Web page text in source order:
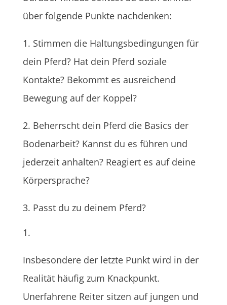
über folgende Punkte nachdenken:
1. Stimmen die Haltungsbedingungen für
dein Pferd? Hat dein Pferd soziale
Kontakte? Bekommt es ausreichend
Bewegung auf der Koppel?
2. Beherrscht dein Pferd die Basics der
Bodenarbeit? Kannst du es führen und
jederzeit anhalten? Reagiert es auf deine
Körpersprache?
3. Passt du zu deinem Pferd?
Insbesondere der letzte Punkt wird in der
Realität häufig zum Knackpunkt.
Unerfahrene Reiter sitzen auf jungen und